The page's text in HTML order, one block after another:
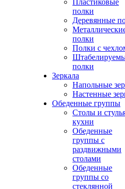
Пластиковые
полки
Деревянные
полки
Полки с
полки
Зеркала
Напольные
Настенные
Обеденные группы
Столы и
кухни
Обеденные
группы с
раздвижными
столами
Обеденные
группы со
стеклянной